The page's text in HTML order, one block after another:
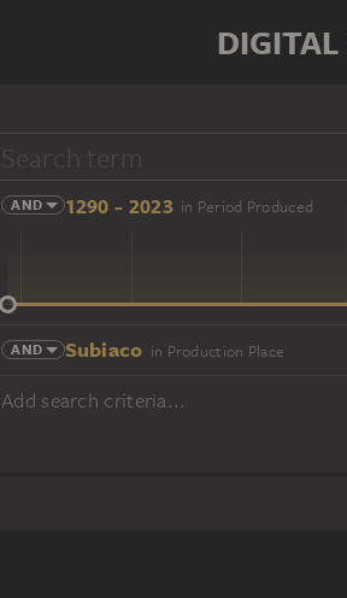
DIGITAL
AND 1290 - 2023 in Period Produced
14 cent. 16 cent.
AND Subiaco in Production Place
Add search criteria...